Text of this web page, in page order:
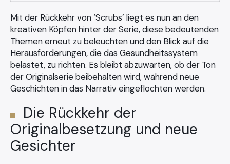
Mit der Rückkehr von ‘Scrubs’ liegt es nun an den
kreativen Köpfen hinter der Serie, diese bedeutenden
Themen erneut zu beleuchten und den Blick auf die
Herausforderungen, die das Gesundheitssystem
belastet, zu richten. Es bleibt abzuwarten, ob der Ton
der Originalserie beibehalten wird, während neue
Geschichten in das Narrativ eingeflochten werden.
Die Rückkehr der
Originalbesetzung und neue
Gesichter